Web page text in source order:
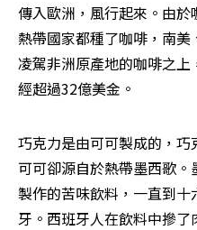
傳入歐洲，風行起來。由
熱帶國家都種了咖啡，南
凌駕非洲原產地的咖啡之
經超過32億美金。
巧克力是由可可製成的，巧
可可卻源自於熱帶墨西歌
製作的苦味飲料，一直到
牙。西班牙人在飲料中摻